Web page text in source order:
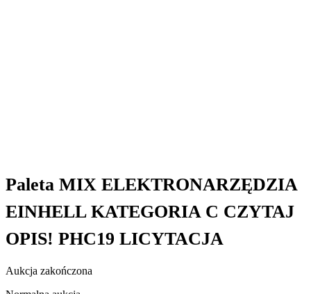
Paleta MIX ELEKTRONARZĘDZIA
EINHELL KATEGORIA C CZYTAJ
OPIS! PHC19 LICYTACJA
Aukcja zakończona